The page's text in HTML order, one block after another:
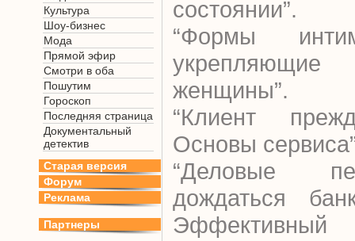
Культура
Шоу-бизнес
Мода
Прямой эфир
Смотри в оба
Пошутим
Гороскоп
Последняя страница
Документальный
детектив
Старая версия
Форум
Реклама
Партнеры
состоянии”.
“Формы
укрепляющие
женщины”.
“Клиент
Основы
“Деловые
дождаться